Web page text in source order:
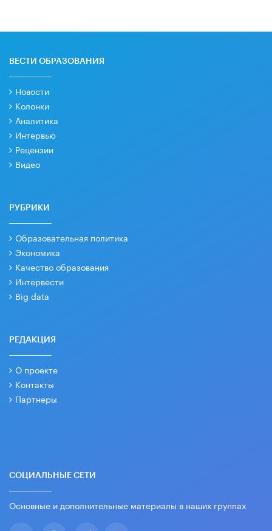
ВЕСТИ ОБРАЗОВАНИЯ
Новости
Колонки
Аналитика
Интервью
Рецензии
Видео
РУБРИКИ
Образовательная политика
Экономика
Качество образования
Интервести
Big data
РЕДАКЦИЯ
О проекте
Контакты
Партнеры
СОЦИАЛЬНЫЕ СЕТИ
Основные и дополнительные материалы в наших группах